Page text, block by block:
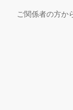
ご関係者の方か